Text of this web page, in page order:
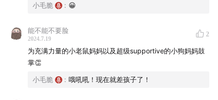
小毛脆 : 😀
能不能不要脸
2024.7.19
2
为充满力量的小老鼠妈妈以及超级supportive的小狗妈妈鼓
掌👏
小毛脆 : 哦吼吼！现在就差孩子了！